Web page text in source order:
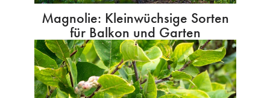
Magnolie: Kleinwüchsige Sorten
für Balkon und Garten